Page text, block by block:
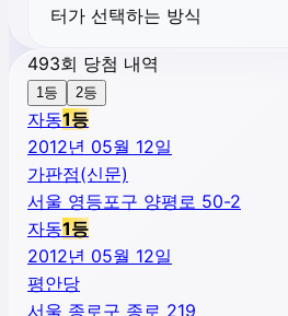
터가 선택하는 방식
493회 당첨 내역
1등 2등
자동1등
2012년 05월 12일
가판점(신문)
서울 영등포구 양평로 50-2
자동1등
2012년 05월 12일
평안당
서울 종로구 종로 219